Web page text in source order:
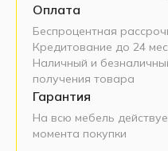
Оплата
Беспроцентная
Кредитование до 24
Наличный и
получения товара
Гарантия
На всю мебель
момента покупки